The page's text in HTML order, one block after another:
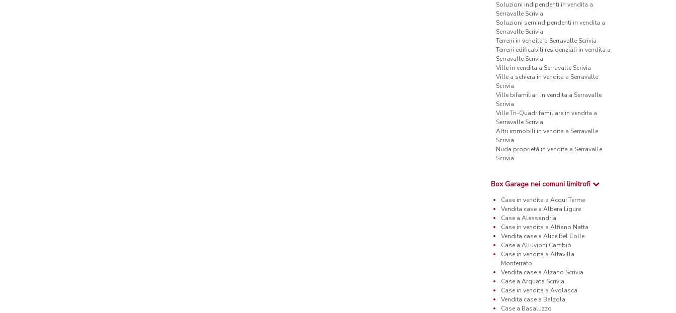
Soluzioni indipendenti in vendita a
Serravalle Scrivia
Soluzioni semindipendenti in vendita a
Serravalle Scrivia
Terreni in vendita a Serravalle Scrivia
Terreni edificabili residenziali in vendita a
Serravalle Scrivia
Ville in vendita a Serravalle Scrivia
Ville a schiera in vendita a Serravalle
Scrivia
Ville bifamiliari in vendita a Serravalle
Scrivia
Ville Tri-Quadrifamiliare in vendita a
Serravalle Scrivia
Altri immobili in vendita a Serravalle
Scrivia
Nuda proprietà in vendita a Serravalle
Scrivia
Box Garage nei comuni limitrofi
Case in vendita a Acqui Terme
Vendita case a Albera Ligure
Case a Alessandria
Case in vendita a Alfiano Natta
Vendita case a Alice Bel Colle
Case a Alluvioni Cambiò
Case in vendita a Altavilla
Monferrato
Vendita case a Alzano Scrivia
Case a Arquata Scrivia
Case in vendita a Avolasca
Vendita case a Balzola
Case a Basaluzzo